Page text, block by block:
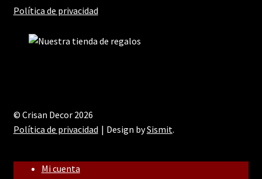
Política de privacidad
© Crisan Decor 2026
Política de privacidad
Design bySismit.
Mi cuenta